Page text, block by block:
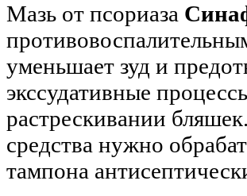
Мазь от псориаза
уменьшает зуд и
экссудативные
растрескивании
средства нужно
тампона